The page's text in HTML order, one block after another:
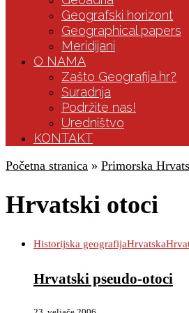
Geografski horizont
Geographical papers
Meridijani
O NAMA
Zašto Geografija.hr?
Suradnja
Podržite nas!
Uredništvo
KONTAKT
Početna stranica » Primorska
Hrvatski otoci
Historijska geografijaHrvatska
Hrvatski pseudo-otoci